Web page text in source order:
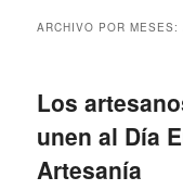
ARCHIVO POR MESES:
Los
unen al Día
Artesanía